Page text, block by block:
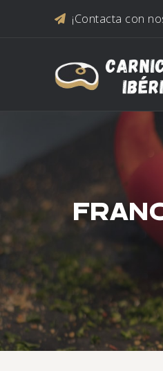
¡Contacta con